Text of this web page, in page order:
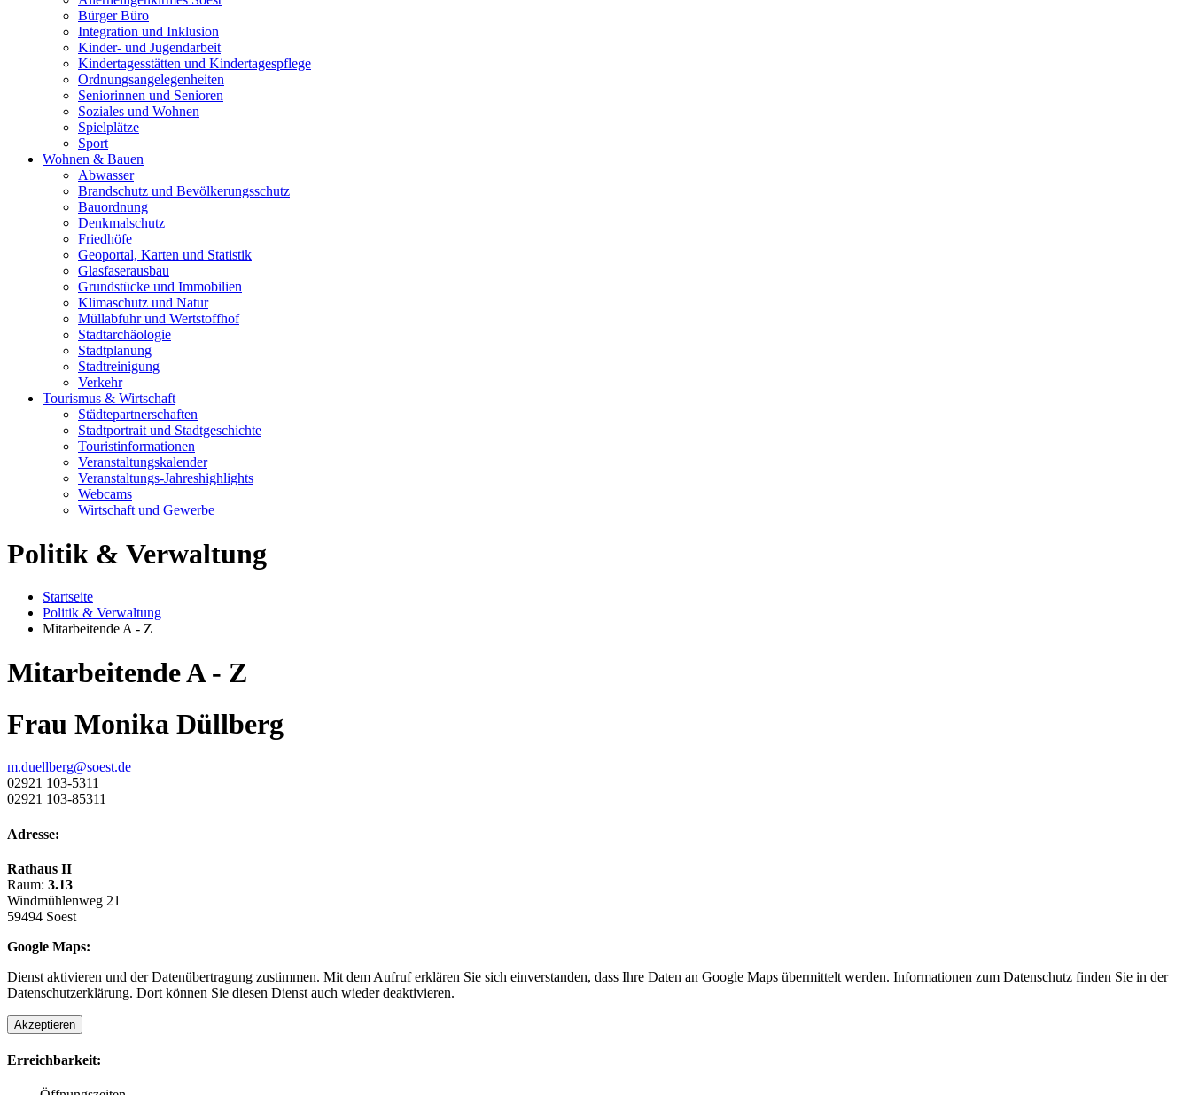
Bürger Büro
Integration und Inklusion
Kinder- und Jugendarbeit
Kindertagesstätten und Kindertagespflege
Ordnungsangelegenheiten
Seniorinnen und Senioren
Soziales und Wohnen
Spielplätze
Sport
Wohnen & Bauen
Abwasser
Brandschutz und Bevölkerungsschutz
Bauordnung
Denkmalschutz
Friedhöfe
Geoportal, Karten und Statistik
Glasfaserausbau
Grundstücke und Immobilien
Klimaschutz und Natur
Müllabfuhr und Wertstoffhof
Stadtarchäologie
Stadtplanung
Stadtreinigung
Verkehr
Tourismus & Wirtschaft
Städtepartnerschaften
Stadtportrait und Stadtgeschichte
Touristinformationen
Veranstaltungskalender
Veranstaltungs-Jahreshighlights
Webcams
Wirtschaft und Gewerbe
Politik & Verwaltung
Startseite
Politik & Verwaltung
Mitarbeitende A - Z
Mitarbeitende A - Z
Frau Monika Düllberg
m.duellberg@soest.de
02921 103-5311
02921 103-85311
Adresse:
Rathaus II
Raum: 3.13
Windmühlenweg 21
59494 Soest
Google Maps:
Dienst aktivieren und der Datenübertragung zustimmen. Mit dem Aufruf erklären Sie sich einverstanden, dass Ihre Daten an Google Maps übermittelt werden. Informationen zum Datenschutz finden Sie in der
Datenschutzerklärung. Dort können Sie diesen Dienst auch wieder deaktivieren.
Akzeptieren
Erreichbarkeit: